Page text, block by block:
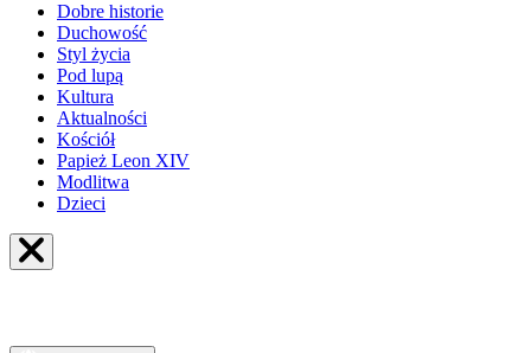
Dobre historie
Duchowość
Styl życia
Pod lupą
Kultura
Aktualności
Kościół
Papież Leon XIV
Modlitwa
Dzieci